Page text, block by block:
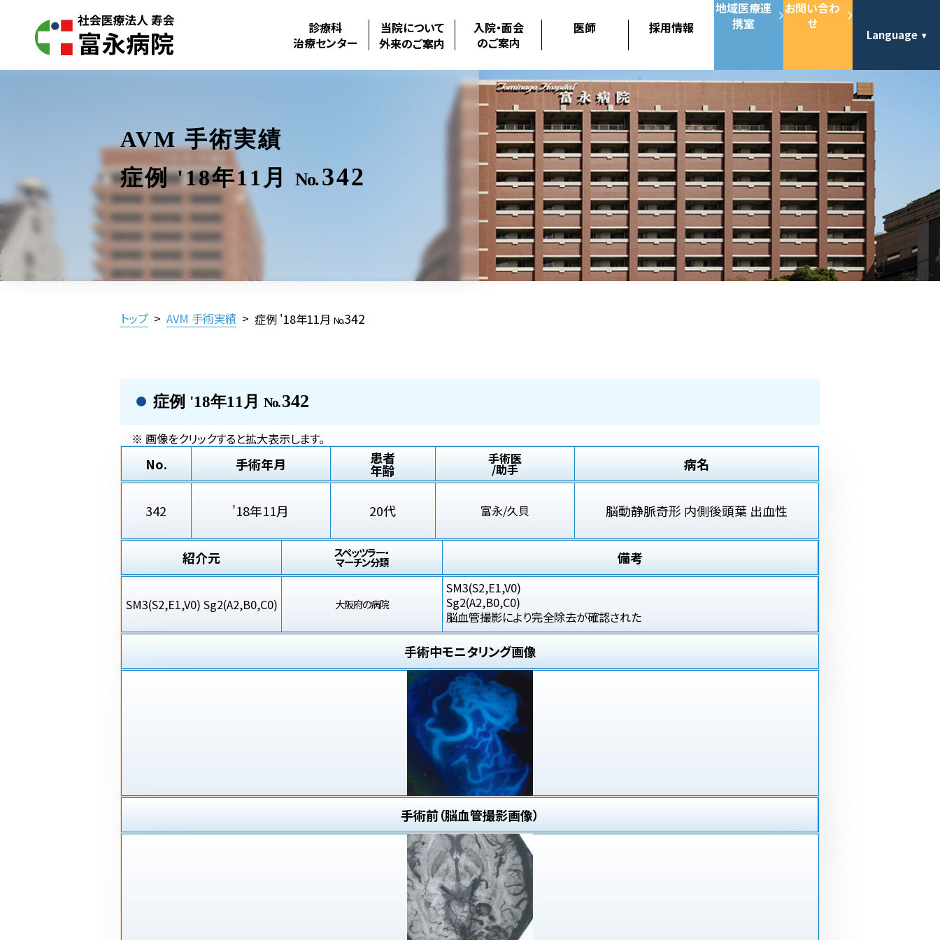
診療科
治療センター
当院について
外来のご案内
入院・面会
のご案内
医師 採用情報
地域医療連
携室
お問い合わ
せ
Language
AVM 手術実績
症例 '18年11月
No.342
トップ > AVM 手術実績 > 症例 '18年11月No.342
症例 '18年11月 No.342
※ 画像をクリックすると拡大表示します。
No. 手術年月 患者
年齢
手術医
/助手 病名
342 '18年11月 20代 富永/久貝 脳動静脈奇形 内側後頭葉 出血性
紹介元 スペッツラー・
マーチン分類 備考
SM3(S2,E1,V0) Sg2(A2,B0,C0) 大阪府の病院
SM3(S2,E1,V0)
Sg2(A2,B0,C0)
脳血管撮影により完全除去が確認された
手術中モニタリング画像
手術前（脳血管撮影画像）